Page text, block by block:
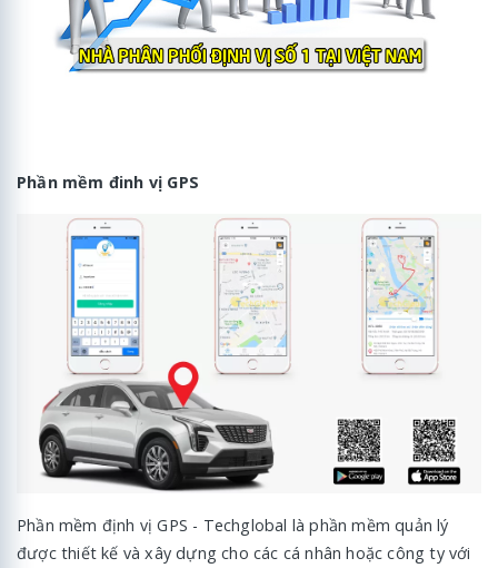
Phần mềm đinh vị GPS
Phần mềm định vị GPS - Techglobal là phần mềm quản lý
được thiết kế và xây dựng cho các cá nhân hoặc công ty với